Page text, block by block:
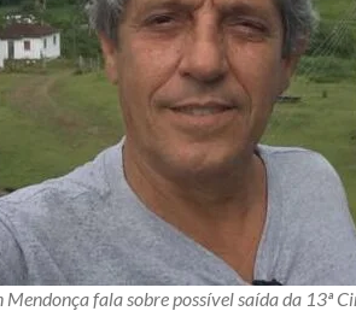
Mendonça fala sobre possível saída da 13ª